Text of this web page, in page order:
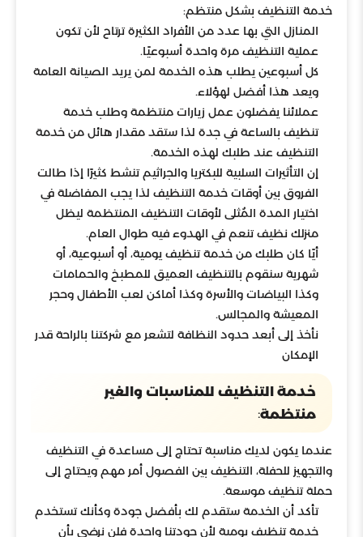
خدمة التنظيف بشكل منتظم:
المنازل التي بها عدد من الأفراد الكثيرة ترتاح لأن تكون
عملية التنظيف مرة واحدة أسبوعيًا.
كل أسبوعين يطلب هذه الخدمة لمن يريد الصيانة العامة
ويعد هذا أفضل لهؤلاء.
عملائنا يفضلون عمل زيارات منتظمة وطلب خدمة
تنظيف بالساعة في جدة لذا ستقد مقدار هائل من خدمة
التنظيف عند طلبك لهذه الخدمة.
إن التأثيرات السلبية للبكتريا والجراثيم تنشط كثيرًا إذا طالت
الفروق بين أوقات خدمة التنظيف لذا يجب المفاضلة في
اختيار المدة المُثلى لأوقات التنظيف المنتظمة ليظل
منزلك نظيف تنعم في الهدوء فيه طوال العام.
أيًا كان طلبك من خدمة تنظيف يومية، أو أسبوعية، أو
شهرية سنقوم بالتنظيف العميق للمطبخ والحمامات
وكذا البياضات والأسرة وكذا أماكن لعب الأطفال وحجر
المعيشة والمجالس.
نأخذ إلى أبعد حدود النظافة لتشعر مع شركتنا بالراحة قدر
الإمكان
خدمة التنظيف للمناسبات والغير
منتظمة:
عندما يكون لديك مناسبة تحتاج إلى مساعدة في التنظيف
والتجهيز للحفلة، التنظيف بين الفصول أمر مهم ويحتاج إلى
حملة تنظيف موسعة.
تأكد أن الخدمة ستقدم لك بأفضل جودة وكأنك تستخدم
خدمة تنظيف يومية لأن جودتنا واحدة فلن نرضى بأن